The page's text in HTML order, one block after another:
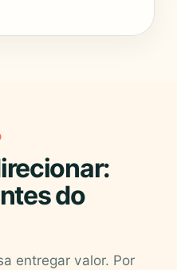
do
entregar valor. Por